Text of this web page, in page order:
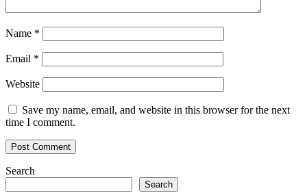
Name *
Email *
Website
Save my name, email, and website in this browser for the next
time I comment.
Search
Search